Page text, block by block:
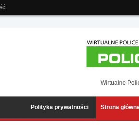
in
Wirtualne
Polityka prywatności Strona